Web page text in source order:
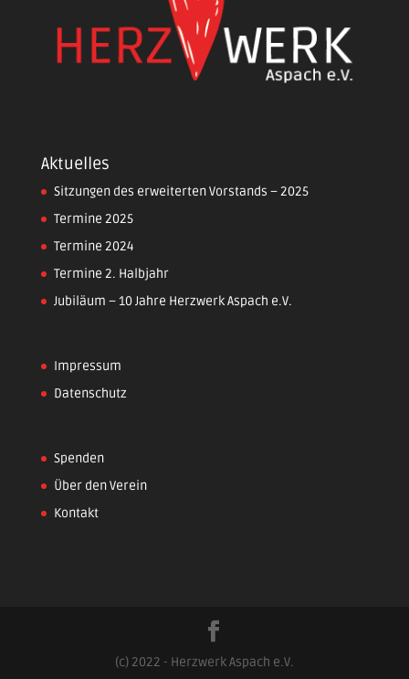
Aktuelles
Sitzungen des erweiterten Vorstands – 2025
Termine 2025
Termine 2024
Termine 2. Halbjahr
Jubiläum – 10 Jahre Herzwerk Aspach e.V.
Impressum
Datenschutz
Spenden
Über den Verein
Kontakt
(c) 2022 - Herzwerk Aspach e.V.